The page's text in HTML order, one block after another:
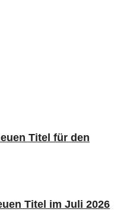
Titel für den
Titel im Juli 2026